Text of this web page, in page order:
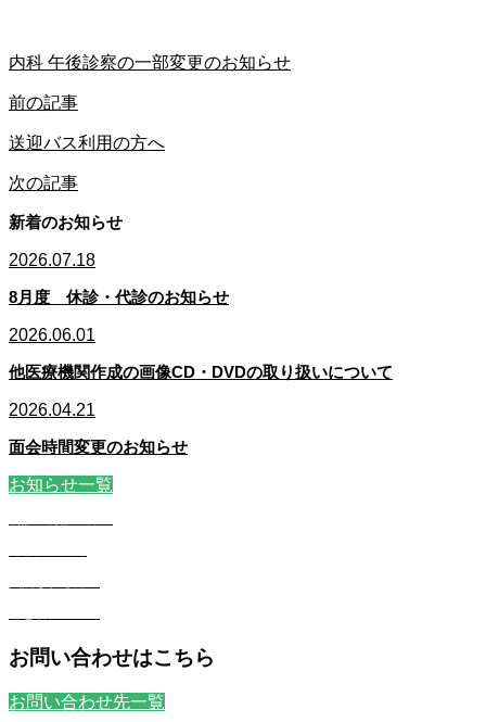
内科 午後診察の一部変更のお知らせ
前の記事
送迎バス利用の方へ
次の記事
新着のお知らせ
2026.07.18
8月度 休診・代診のお知らせ
2026.06.01
他医療機関作成の画像CD・DVDの取り扱いについて
2026.04.21
面会時間変更のお知らせ
お知らせ一覧
お問い合わせはこちら
お問い合わせ先一覧